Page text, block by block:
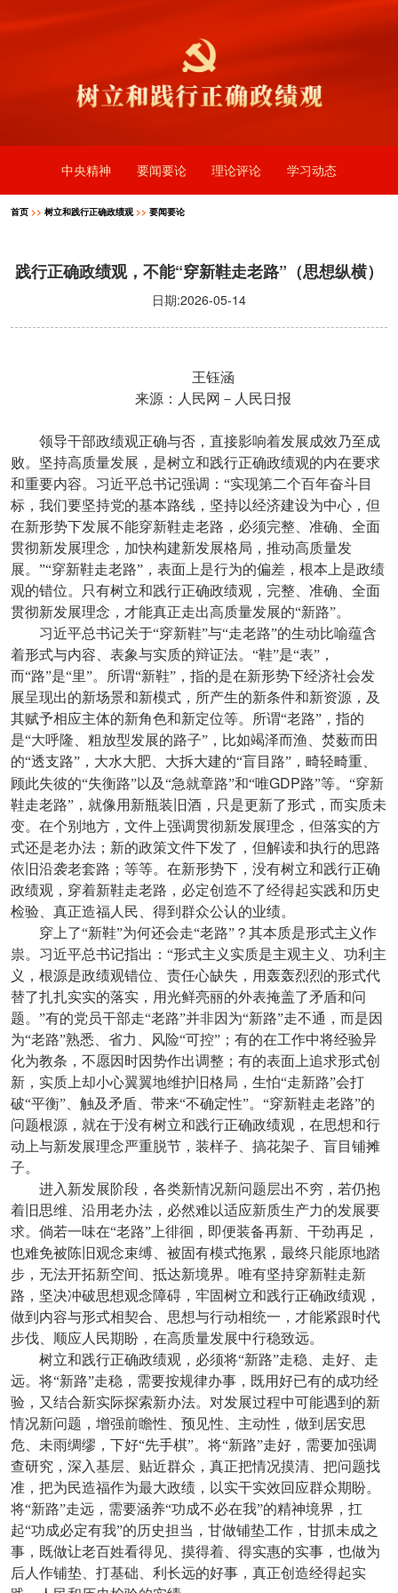
中央精神 要闻要论 理论评论 学习动态
首页 >> 树立和践行正确政绩观>> 要闻要论
践行正确政绩观，不能“穿新鞋走老路”（思想纵横）
日期:2026-05-14
王钰涵
来源：人民网－人民日报
领导干部政绩观正确与否，直接影响着发展成效乃至成
败。坚持高质量发展，是树立和践行正确政绩观的内在要求
和重要内容。习近平总书记强调：“实现第二个百年奋斗目
标，我们要坚持党的基本路线，坚持以经济建设为中心，但
在新形势下发展不能穿新鞋走老路，必须完整、准确、全面
贯彻新发展理念，加快构建新发展格局，推动高质量发
展。”“穿新鞋走老路”，表面上是行为的偏差，根本上是政绩
观的错位。只有树立和践行正确政绩观，完整、准确、全面
贯彻新发展理念，才能真正走出高质量发展的“新路”。
习近平总书记关于“穿新鞋”与“走老路”的生动比喻蕴含
着形式与内容、表象与实质的辩证法。“鞋”是“表”，
而“路”是“里”。所谓“新鞋”，指的是在新形势下经济社会发
展呈现出的新场景和新模式，所产生的新条件和新资源，及
其赋予相应主体的新角色和新定位等。所谓“老路”，指的
是“大呼隆、粗放型发展的路子”，比如竭泽而渔、焚薮而田
的“透支路”，大水大肥、大拆大建的“盲目路”，畸轻畸重、
顾此失彼的“失衡路”以及“急就章路”和“唯GDP路”等。“穿新
鞋走老路”，就像用新瓶装旧酒，只是更新了形式，而实质未
变。在个别地方，文件上强调贯彻新发展理念，但落实的方
式还是老办法；新的政策文件下发了，但解读和执行的思路
依旧沿袭老套路；等等。在新形势下，没有树立和践行正确
政绩观，穿着新鞋走老路，必定创造不了经得起实践和历史
检验、真正造福人民、得到群众公认的业绩。
穿上了“新鞋”为何还会走“老路”？其本质是形式主义作
祟。习近平总书记指出：“形式主义实质是主观主义、功利主
义，根源是政绩观错位、责任心缺失，用轰轰烈烈的形式代
替了扎扎实实的落实，用光鲜亮丽的外表掩盖了矛盾和问
题。”有的党员干部走“老路”并非因为“新路”走不通，而是因
为“老路”熟悉、省力、风险“可控”；有的在工作中将经验异
化为教条，不愿因时因势作出调整；有的表面上追求形式创
新，实质上却小心翼翼地维护旧格局，生怕“走新路”会打
破“平衡”、触及矛盾、带来“不确定性”。“穿新鞋走老路”的
问题根源，就在于没有树立和践行正确政绩观，在思想和行
动上与新发展理念严重脱节，装样子、搞花架子、盲目铺摊
子。
进入新发展阶段，各类新情况新问题层出不穷，若仍抱
着旧思维、沿用老办法，必然难以适应新质生产力的发展要
求。倘若一味在“老路”上徘徊，即便装备再新、干劲再足，
也难免被陈旧观念束缚、被固有模式拖累，最终只能原地踏
步，无法开拓新空间、抵达新境界。唯有坚持穿新鞋走新
路，坚决冲破思想观念障碍，牢固树立和践行正确政绩观，
做到内容与形式相契合、思想与行动相统一，才能紧跟时代
步伐、顺应人民期盼，在高质量发展中行稳致远。
树立和践行正确政绩观，必须将“新路”走稳、走好、走
远。将“新路”走稳，需要按规律办事，既用好已有的成功经
验，又结合新实际探索新办法。对发展过程中可能遇到的新
情况新问题，增强前瞻性、预见性、主动性，做到居安思
危、未雨绸缪，下好“先手棋”。将“新路”走好，需要加强调
查研究，深入基层、贴近群众，真正把情况摸清、把问题找
准，把为民造福作为最大政绩，以实干实效回应群众期盼。
将“新路”走远，需要涵养“功成不必在我”的精神境界，扛
起“功成必定有我”的历史担当，甘做铺垫工作，甘抓未成之
事，既做让老百姓看得见、摸得着、得实惠的实事，也做为
后人作铺垫、打基础、利长远的好事，真正创造经得起实